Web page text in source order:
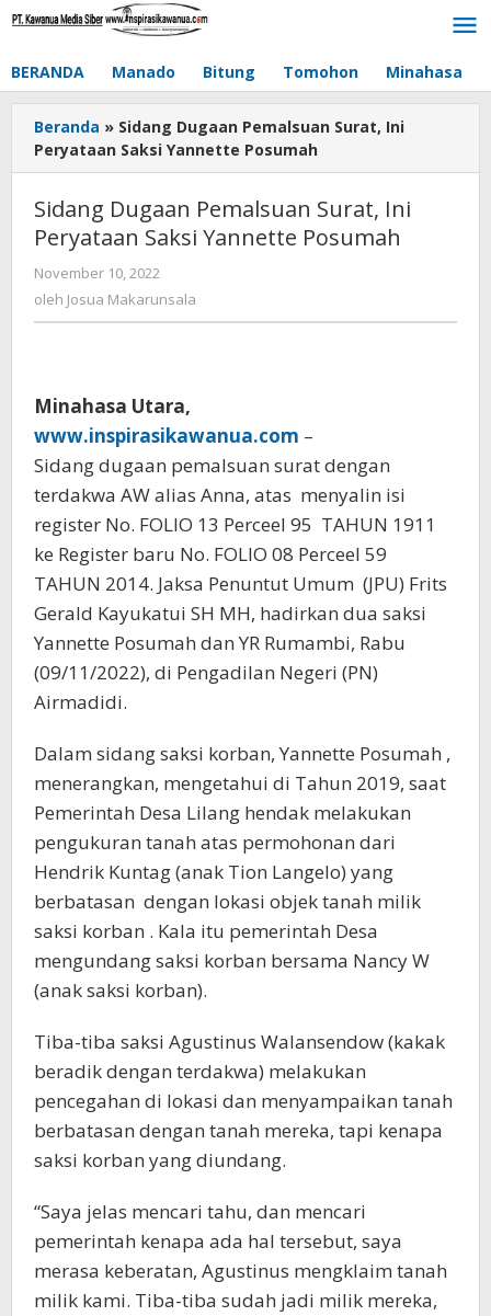
Lewati
BERANDA Manado Bitung Tomohon Minahasa
Beranda » Sidang Dugaan Pemalsuan Surat, Ini
Peryataan Saksi Yannette Posumah
Sidang Dugaan Pemalsuan Surat, Ini
Peryataan Saksi Yannette Posumah
November 10, 2022
Josua
oleh Josua Makarunsala
Minahasa Utara,
www.inspirasikawanua.com –
Sidang dugaan pemalsuan surat dengan
terdakwa AW alias Anna, atas menyalin isi
register No. FOLIO 13 Perceel 95 TAHUN 1911
ke Register baru No. FOLIO 08 Perceel 59
TAHUN 2014. Jaksa Penuntut Umum (JPU) Frits
Gerald Kayukatui SH MH, hadirkan dua saksi
Yannette Posumah dan YR Rumambi, Rabu
(09/11/2022), di Pengadilan Negeri (PN)
Airmadidi.
Dalam sidang saksi korban, Yannette Posumah ,
menerangkan, mengetahui di Tahun 2019, saat
Pemerintah Desa Lilang hendak melakukan
pengukuran tanah atas permohonan dari
Hendrik Kuntag (anak Tion Langelo) yang
berbatasan dengan lokasi objek tanah milik
saksi korban . Kala itu pemerintah Desa
mengundang saksi korban bersama Nancy W
(anak saksi korban).
Tiba-tiba saksi Agustinus Walansendow (kakak
beradik dengan terdakwa) melakukan
pencegahan di lokasi dan menyampaikan tanah
berbatasan dengan tanah mereka, tapi kenapa
saksi korban yang diundang.
“Saya jelas mencari tahu, dan mencari
pemerintah kenapa ada hal tersebut, saya
merasa keberatan, Agustinus mengklaim tanah
milik kami. Tiba-tiba sudah jadi milik mereka,